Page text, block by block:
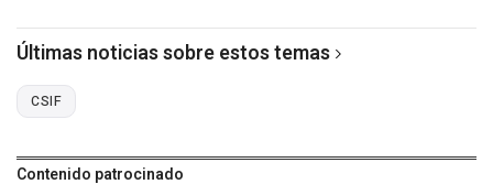
Últimas noticias sobre estos temas
CSIF
Contenido patrocinado